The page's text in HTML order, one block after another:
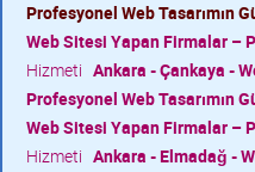
Profesyonel Web Tasarımın
Web Sitesi Yapan Firmalar –
Hizmeti Ankara - Çankaya -
Profesyonel Web Tasarımın
Web Sitesi Yapan Firmalar –
Hizmeti Ankara - Elmadağ -